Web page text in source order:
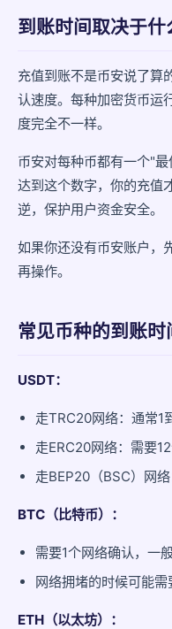
怎么查看充值进度
选择合适的网络
先小额测试
确认地址和网络一致
常见问题
充值超过一个小时还没到
同一笔充值为什么到账金
到账时间取决于什
充值到账不是币安说了算
认速度。每种加密货币运
度完全不一样。
币安对每种币都有一个"
达到这个数字，你的充值
逆，保护用户资金安全。
如果你还没有币安账户，
再操作。
常见币种的到账时
USDT：
走TRC20网络：通常1
走ERC20网络：需要
走BEP20（BSC）网
BTC（比特币）：
需要1个网络确认，一
网络拥堵的时候可能
ETH（以太坊）：